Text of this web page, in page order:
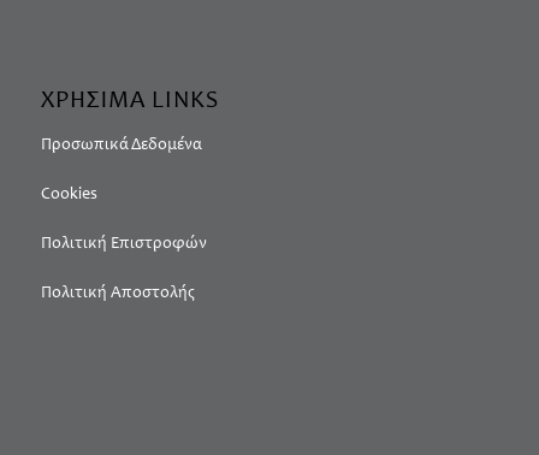
ΧΡΗΣΙΜΑ LINKS
Προσωπικά Δεδομένα
Cookies
Πολιτική Επιστροφών
Πολιτική Αποστολής